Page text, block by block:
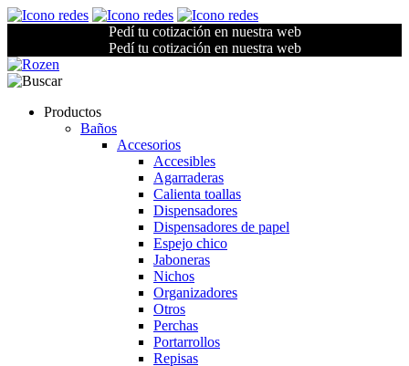
Pedí tu cotización en nuestra web
Pedí tu cotización en nuestra web
Productos
Baños
Accesorios
Accesibles
Agarraderas
Calienta toallas
Dispensadores
Dispensadores de papel
Espejo chico
Jaboneras
Nichos
Organizadores
Otros
Perchas
Portarrollos
Repisas